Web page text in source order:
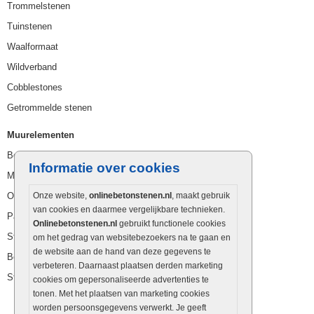
Informatie over cookies
Onze website, onlinebetonstenen.nl , maakt gebruik
van cookies en daarmee vergelijkbare technieken.
Onlinebetonstenen.nl gebruikt functionele cookies
om het gedrag van websitebezoekers na te gaan en
de website aan de hand van deze gegevens te
verbeteren. Daarnaast plaatsen derden marketing
cookies om gepersonaliseerde advertenties te
tonen. Met het plaatsen van marketing cookies
worden persoonsgegevens verwerkt. Je geeft
Trommelstenen
Tuinstenen
Waalformaat
Wildverband
Cobblestones
Getrommelde stenen
Muurelementen
Betonbielzen
Muurstenen
Opsluitbanden
Palissaden
Stapelblokken
Betonblokken
Stapelstenen